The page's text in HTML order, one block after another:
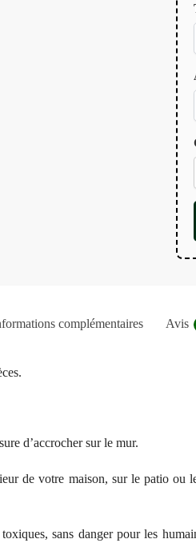
complémentaires Avis
d’accrocher sur le mur.
de votre maison, sur le patio
sans danger pour les